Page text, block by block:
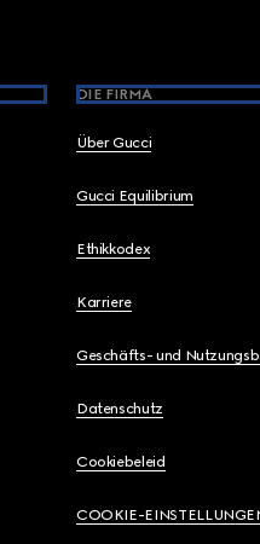
DIE FIRMA
Über Gucci
Gucci Equilibrium
Ethikkodex
Karriere
Geschäfts- und
Datenschutz
Cookiebeleid
COOKIE-